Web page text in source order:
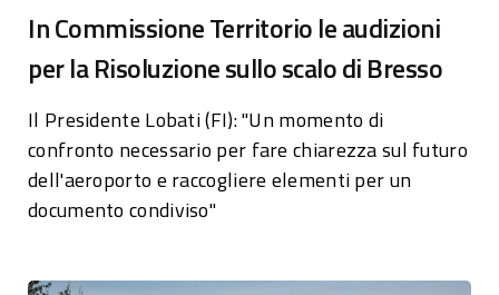
In Commissione Territorio le audizioni
per la Risoluzione sullo scalo di Bresso
Il Presidente Lobati (FI): "Un momento di
confronto necessario per fare chiarezza sul futuro
dell'aeroporto e raccogliere elementi per un
documento condiviso"